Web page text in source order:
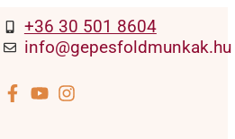
+36 30 501 8604
info@gepesfoldmunkak.hu